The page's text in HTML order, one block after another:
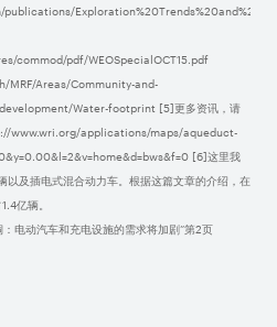
commod/pdf/WEOSpecialOCT15.pdf
Areas/Community-and-
Water-footprint [5]更多资讯，请
www.wri.org/applications/maps/aqueduct-
[6]这里我
以及插电式混合动力车。根据这篇文章的介绍，在
亿辆。
电动汽车和充电设施的需求将加剧”第2页